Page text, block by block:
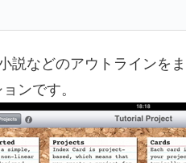
説などのアウトラインを
ンです。